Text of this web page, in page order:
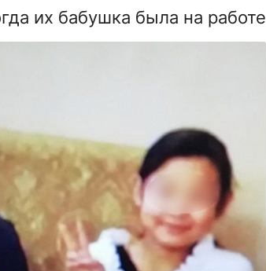
их бабушка была на работе